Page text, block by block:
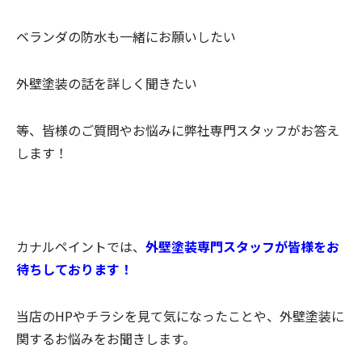
ベランダの防水も一緒にお願いしたい
外壁塗装の話を詳しく聞きたい
等、皆様のご質問やお悩みに弊社専門スタッフがお答え
します！
カナルペイントでは、 外壁塗装専門スタッフが皆様をお
待ちしております！
当店のHPやチラシを見て気になったことや、外壁塗装に
関するお悩みをお聞きします。